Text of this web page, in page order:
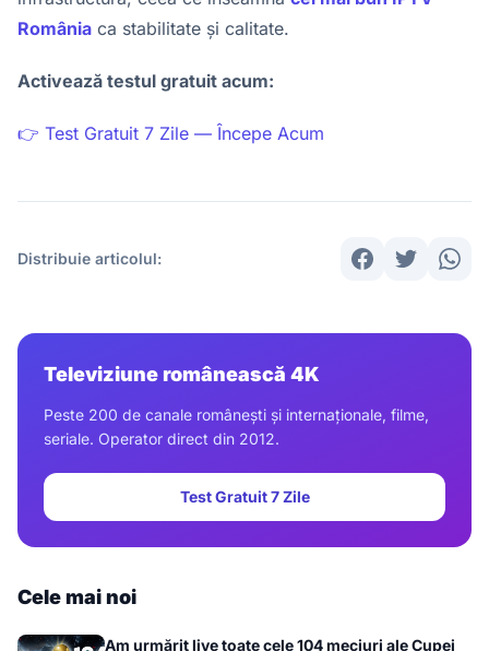
România ca stabilitate și calitate.
Activează testul gratuit acum:
👉 Test Gratuit 7 Zile — Începe Acum
Distribuie articolul:
Televiziune românească 4K
Peste 200 de canale românești și internaționale, filme,
seriale. Operator direct din 2012.
Test Gratuit 7 Zile
Cele mai noi
Am urmărit live toate cele 104 meciuri ale Cupei